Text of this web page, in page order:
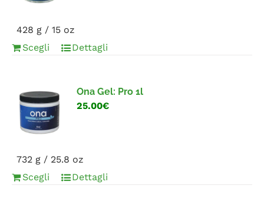
428 g / 15 oz
Scegli
Dettagli
Ona Gel: Pro 1l
25.00€
732 g / 25.8 oz
Scegli
Dettagli